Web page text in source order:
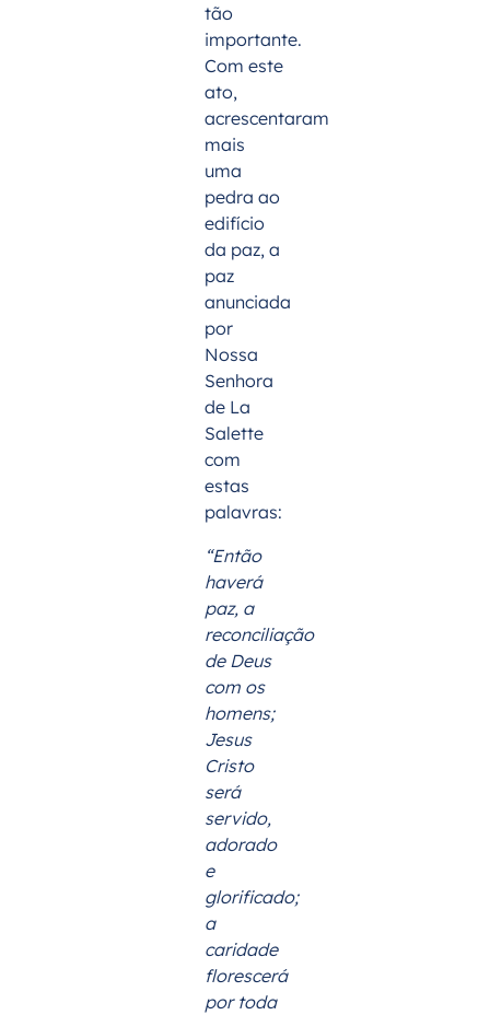
tão
importante.
Com este
ato,
acrescentaram
mais
uma
pedra ao
edifício
da paz, a
paz
anunciada
por
Nossa
Senhora
de La
Salette
com
estas
palavras:
“Então
haverá
paz, a
reconciliação
de Deus
com os
homens;
Jesus
Cristo
será
servido,
adorado
e
glorificado;
a
caridade
florescerá
por toda